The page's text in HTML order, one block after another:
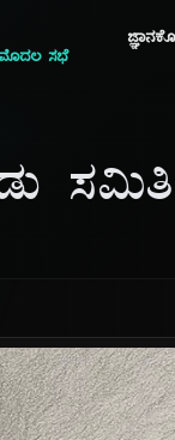
ಸಭೆ